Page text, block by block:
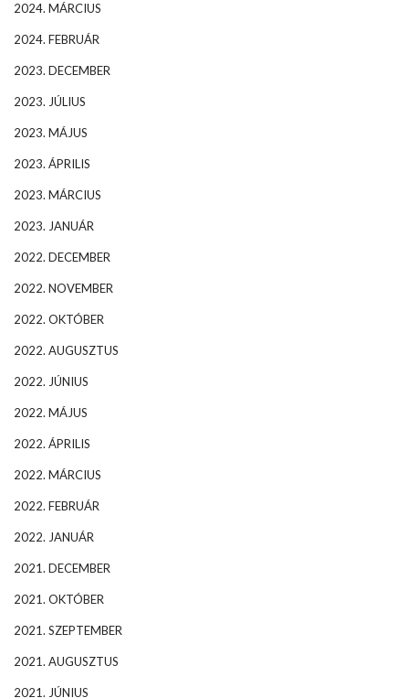
2024. MÁRCIUS
2024. FEBRUÁR
2023. DECEMBER
2023. JÚLIUS
2023. MÁJUS
2023. ÁPRILIS
2023. MÁRCIUS
2023. JANUÁR
2022. DECEMBER
2022. NOVEMBER
2022. OKTÓBER
2022. AUGUSZTUS
2022. JÚNIUS
2022. MÁJUS
2022. ÁPRILIS
2022. MÁRCIUS
2022. FEBRUÁR
2022. JANUÁR
2021. DECEMBER
2021. OKTÓBER
2021. SZEPTEMBER
2021. AUGUSZTUS
2021. JÚNIUS